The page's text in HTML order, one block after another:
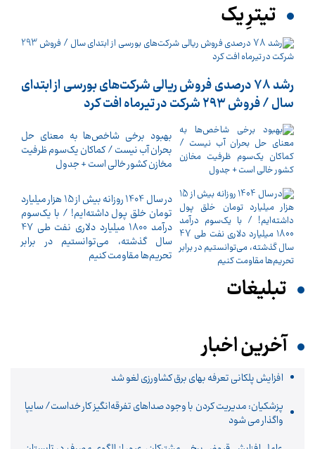
تیترِ یک
رشد 78 درصدی فروش ریالی شرکت‌های بورسی از ابتدای
سال / فروش 293 شرکت در تیرماه افت کرد
بهبود برخی شاخص‌ها به معنای حل
بحران آب نیست / کماکان یک‌سوم ظرفیت
مخازن کشور خالی است + جدول
در سال 1404 روزانه بیش از 15 هزار میلیارد
تومان خلق پول داشته‌ایم! / با یک‌سوم
درآمد 1800 میلیارد دلاری نفت طی 47
سال گذشته، می‌توانستیم در برابر
تحریم‌ها مقاومت کنیم
تبلیغات
آخرین اخبار
افزایش پلکانی تعرفه بهای برق کشاورزی لغو شد
پزشکیان: مدیریت کردن با وجود صداهای تفرقه‌انگیز کار خداست/ سایپا
واگذار می شود